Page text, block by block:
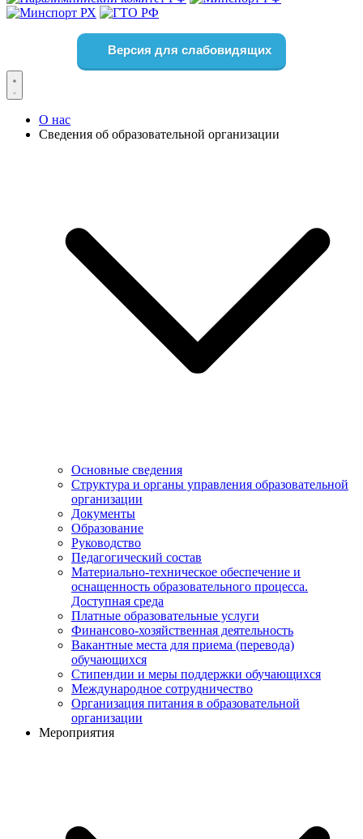
Версия для слабовидящих
О нас
Сведения об образовательной организации
Основные сведения
Структура и органы управления образовательной
организации
Документы
Образование
Руководство
Педагогический состав
Материально-техническое обеспечение и
оснащенность образовательного процесса.
Доступная среда
Платные образовательные услуги
Финансово-хозяйственная деятельность
Вакантные места для приема (перевода)
обучающихся
Стипендии и меры поддержки обучающихся
Международное сотрудничество
Организация питания в образовательной
организации
Мероприятия